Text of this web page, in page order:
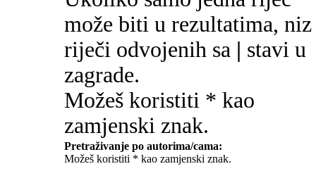
može biti u rezultatima, niz
riječi odvojenih sa | stavi u
zagrade.
Možeš koristiti * kao
zamjenski znak.
Pretraživanje po autorima/cama:
Možeš koristiti * kao zamjenski znak.